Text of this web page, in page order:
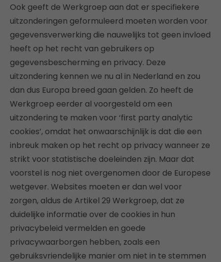
Ook geeft de Werkgroep aan dat er specifiekere
uitzonderingen geformuleerd moeten worden voor
gegevensverwerking die nauwelijks tot geen invloed
heeft op het recht van gebruikers op
gegevensbescherming en privacy. Deze
uitzondering kennen we nu al in Nederland en zou
dan dus Europa breed gaan gelden. Zo heeft de
Werkgroep eerder al voorgesteld om een
uitzondering te maken voor ‘first party analytic
cookies’, omdat het onwaarschijnlijk is dat die een
inbreuk maken op het recht op privacy wanneer ze
strikt voor statistische doeleinden zijn. Maar dat
voorstel is nog niet overgenomen door de Europese
wetgever. Websites moeten er dan wel voor
zorgen, aldus de Artikel 29 Werkgroep, dat ze
duidelijke informatie over de cookies in hun
privacybeleid vermelden en goede
privacywaarborgen hebben, zoals een
gebruiksvriendelijke manier om niet in te stemmen